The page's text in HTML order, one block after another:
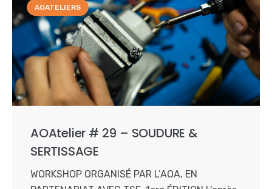
AOATELIERS
AOAtelier # 29 – SOUDURE &
SERTISSAGE
WORKSHOP ORGANISÉ PAR L’AOA, EN